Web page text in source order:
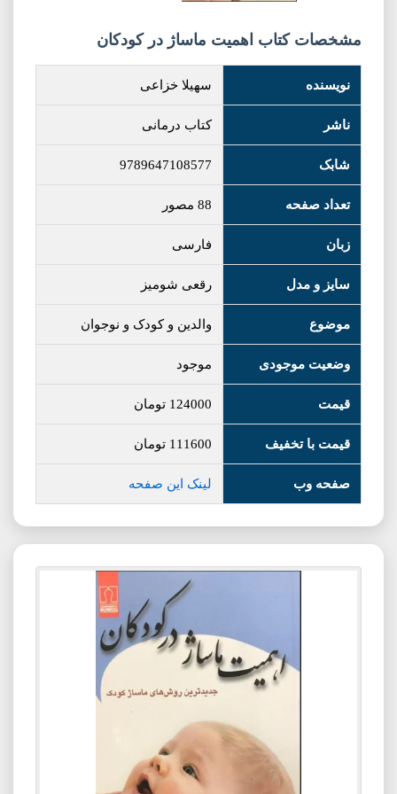
مشخصات کتاب اهمیت ماساژ در کودکان
نویسنده سهیلا خزاعی
ناشر کتاب درمانی
شابک 9789647108577
تعداد صفحه 88 مصور
زبان فارسی
سایز و مدل رقعی شومیز
موضوع والدین و کودک و نوجوان
وضعیت موجودی موجود
قیمت 124000 تومان
قیمت با تخفیف 111600 تومان
صفحه وب لینک این صفحه